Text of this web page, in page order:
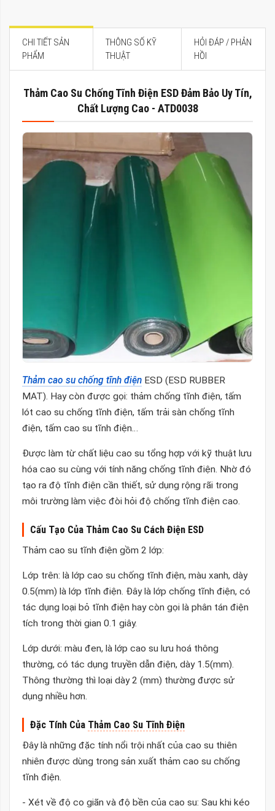
CHI TIẾT SẢN
PHẨM
THÔNG SỐ KỸ
THUẬT
HỎI ĐÁP / PHẢN
HỒI
Thảm Cao Su Chống Tĩnh Điện ESD Đảm Bảo Uy Tín,
Chất Lượng Cao - ATD0038
Thảm cao su chống tĩnh điện ESD (ESD RUBBER
MAT). Hay còn được gọi: thảm chống tĩnh điện, tấm
lót cao su chống tĩnh điện, tấm trải sàn chống tĩnh
điện, tấm cao su tĩnh điện…
Được làm từ chất liệu cao su tổng hợp với kỹ thuật lưu
hóa cao su cùng với tính năng chống tĩnh điện. Nhờ đó
tạo ra độ tĩnh điện cần thiết, sử dụng rộng rãi trong
môi trường làm việc đòi hỏi độ chống tĩnh điện cao.
Cấu Tạo Của Thảm Cao Su Cách Điện ESD
Thảm cao su tĩnh điện gồm 2 lớp:
Lớp trên: là lớp cao su chống tĩnh điện, màu xanh, dày
0.5(mm) là lớp tĩnh điện. Đây là lớp chống tĩnh điện, có
tác dụng loại bỏ tĩnh điện hay còn gọi là phân tán điện
tích trong thời gian 0.1 giây.
Lớp dưới: màu đen, là lớp cao su lưu hoá thông
thường, có tác dụng truyền dẫn điện, dày 1.5(mm).
Thông thường thì loại dày 2 (mm) thường được sử
dụng nhiều hơn.
Đặc Tính Của Thảm Cao Su Tĩnh Điện
Đây là những đặc tính nổi trội nhất của cao su thiên
nhiên được dùng trong sản xuất thảm cao su chống
tĩnh điện.
- Xét về độ co giãn và độ bền của cao su: Sau khi kéo